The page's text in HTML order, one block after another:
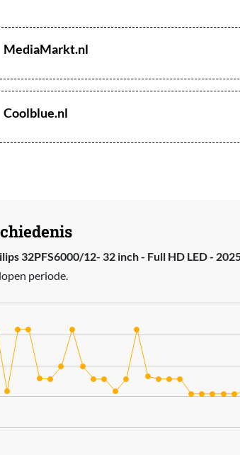
MediaMarkt.nl
Coolblue.nl
32PFS6000/12- 32 inch - Full HD LED -
periode.
27 data points.
1 X axis displaying categories.
1 Y axis displaying values. Data ranges